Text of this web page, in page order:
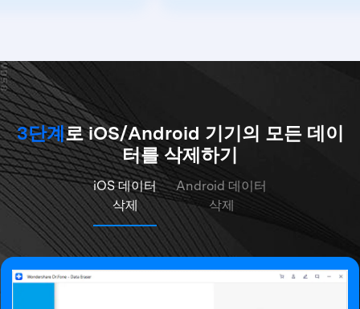
3단계로 iOS/Android 기기의 모든 데이
터를 삭제하기
iOS 데이터
삭제
Android 데이터
삭제